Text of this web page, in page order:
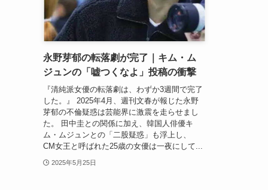
永野芽郁の転落劇が完了｜キム・ム
ジュンの「嘘つくなよ」投稿の衝撃
『清純派女優の転落劇は、わずか3週間で完了
した。』 2025年4月、週刊文春が報じた永野
芽郁の不倫疑惑は芸能界に激震を走らせまし
た。 田中圭との関係に加え、韓国人俳優キ
ム・ムジュンとの「二股疑惑」も浮上し、
CM女王と呼ばれた25歳の女優は一夜にして...
2025年5月25日